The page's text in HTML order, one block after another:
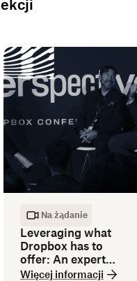
Na żądanie
Leveraging what
Dropbox has to
offer: An expert
guide
Więcej informacji